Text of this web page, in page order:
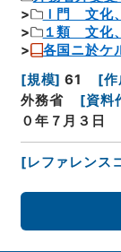
Ｉ門 文化
１類 文化
各国ニ於ケ
[規模] 61 [作
外務省
[資料
０年７月３日
[レファレンス